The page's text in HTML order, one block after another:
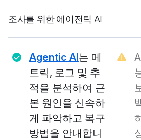
조사를 위한 에이전틱 AI
Agentic AI는 메
트릭, 로그 및 추
적을 분석하여 근
본 원인을 신속하
게 파악하고 복구
방법을 안내합니